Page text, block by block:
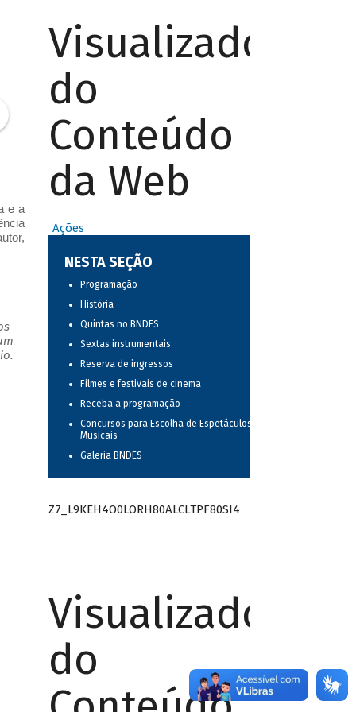
e a
Visualizador
do
Conteúdo
da Web
Ações
NESTA SEÇÃO
Programação
História
Quintas no BNDES
Sextas instrumentais
Reserva de ingressos
Filmes e festivais de cinema
Receba a programação
Concursos para Escolha de Espetáculos
Musicais
Galeria BNDES
Z7_L9KEH4O0LORH80ALCLTPF80SI4
Visualizador
do